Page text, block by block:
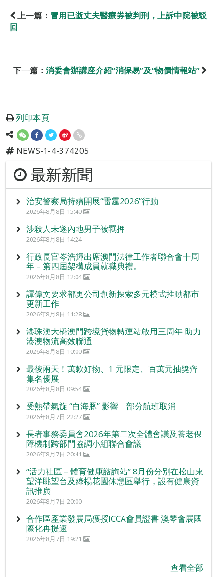
上一篇： 冒用已逝丈夫醫療券被判刑，上訴中院被駁
回
下一篇： 消委會辦講座介紹“消保易”及“物價情報站”
列印本頁
NEWS-1-4-374205
最新新聞
治安警察局持續開展“雷霆2026”行動
2026年8月8日 15:40
涉殺人未遂內地男子被羈押
2026年8月8日 14:24
行政長官岑浩輝出席澳門法律工作者聯合會十周
年 – 第四屆架構成員就職典禮。
2026年8月8日 12:04
譚偉文要求都更公司創新探索多元模式推動都市
更新工作
2026年8月8日 11:28
港珠澳大橋澳門跨境貨物轉運站啟用三周年 助力
港澳物流高效聯通
2026年8月8日 10:00
最後兩天！萬款好物、1 元限定、百萬元抽獎齊
集名優展
2026年8月8日 09:54
受熱帶氣旋 “白海豚” 影響 部分航班取消
2026年8月7日 22:27
長者事務委員會2026年第二次全體會議及養老保
障機制跨部門協調小組聯合會議
2026年8月7日 20:41
“活力社區 – 體育健康諮詢站” 8月份分別在松山東
望洋眺望台及綠楊花園休憩區舉行，設有健康資
訊推廣
2026年8月7日 20:00
合作區產業發展局獲授ICCA會員證書 澳琴會展國
際化再提速
2026年8月7日 19:21
查看全部